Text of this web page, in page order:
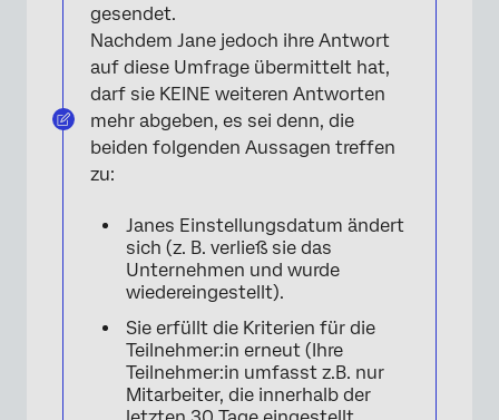
gesendet.
Nachdem Jane jedoch ihre Antwort
auf diese Umfrage übermittelt hat,
darf sie KEINE weiteren Antworten
mehr abgeben, es sei denn, die
beiden folgenden Aussagen treffen
zu:
Janes Einstellungsdatum ändert
sich (z. B. verließ sie das
Unternehmen und wurde
wiedereingestellt).
Sie erfüllt die Kriterien für die
Teilnehmer:in erneut (Ihre
Teilnehmer:in umfasst z.B. nur
Mitarbeiter, die innerhalb der